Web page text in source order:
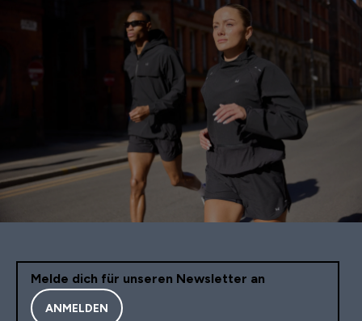
Melde dich für unseren Newsletter an
ANMELDEN